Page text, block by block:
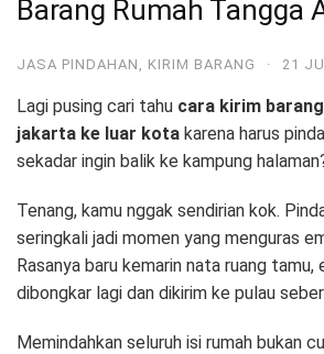
Barang Rumah Tangga
JASA PINDAHAN KIRIM BARANG · 21
Lagi pusing cari tahu cara kirim
jakarta ke luar kota karena harus
sekadar ingin balik ke kampung
Tenang, kamu nggak sendirian kok.
seringkali jadi momen yang menguras
Rasanya baru kemarin nata ruang tamu,
dibongkar lagi dan dikirim ke pulau
Memindahkan seluruh isi rumah bukan